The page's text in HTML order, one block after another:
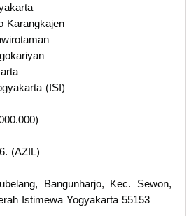
Karangkajen
(ISI)
(AZIL)
Bangunharjo, Kec. Sewon,
Istimewa Yogyakarta 55153